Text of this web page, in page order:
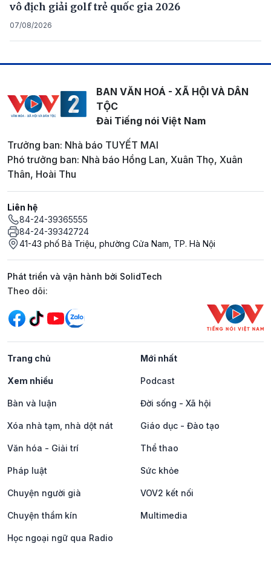
vô địch giải golf trẻ quốc gia 2026
07/08/2026
BAN VĂN HOÁ - XÃ HỘI VÀ DÂN
TỘC
Đài Tiếng nói Việt Nam
Trưởng ban: Nhà báo TUYẾT MAI
Phó trưởng ban: Nhà báo Hồng Lan, Xuân Thọ, Xuân
Thân, Hoài Thu
Liên hệ
84-24-39365555
84-24-39342724
41-43 phố Bà Triệu, phường Cửa Nam, TP. Hà Nội
Phát triển và vận hành bởi SolidTech
Mạng xã hội
Theo dõi:
Trang chủ Mới nhất
Xem nhiều Podcast
Bàn và luận Đời sống - Xã hội
Xóa nhà tạm, nhà dột nát Giáo dục - Đào tạo
Văn hóa - Giải trí Thể thao
Pháp luật Sức khỏe
Chuyện người già VOV2 kết nối
Chuyện thầm kín Multimedia
Học ngoại ngữ qua Radio